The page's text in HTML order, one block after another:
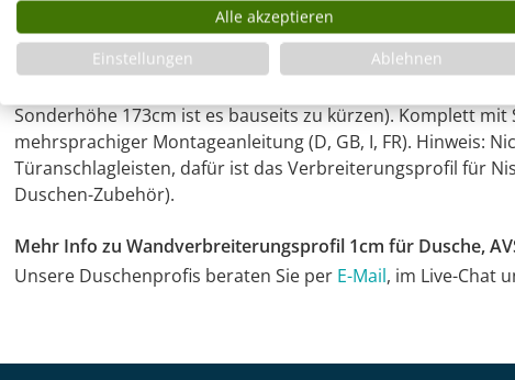
Mit diesem chromfarbenen Aluminium
Duschkabine der Serien A, B und C um 1cm vergrößert
rechts zwischen Wand und Wandbeschlag (Befestigung
Sonderhöhe 173cm ist es bauseits zu kürzen). Komplett mit
mehrsprachiger Montageanleitung (D, GB, I, FR). Hinweis:
Türanschlagleisten, dafür ist das Verbreiterungsprofil für
Duschen-Zubehör).
Mehr Info zu Wandverbreiterungsprofil 1cm für Dusche,
Unsere Duschenprofis beraten Sie per E-Mail, im Live-Chat
Alle akzeptieren
Einstellungen
Ablehnen